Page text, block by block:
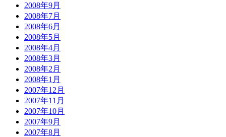
2008年9月
2008年7月
2008年6月
2008年5月
2008年4月
2008年3月
2008年2月
2008年1月
2007年12月
2007年11月
2007年10月
2007年9月
2007年8月